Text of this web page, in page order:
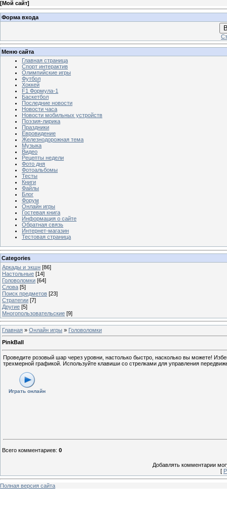
[Мой сайт]
Форма входа
Меню сайта
Главная страница
Спорт интерактив
Олимпийские игры
Футбол
Хоккей
F1 Формула-1
Баскетбол
Последние новости
Новости часа
Новости мобильных устройств
Поэзия-лирика
Праздники
Евровидение
Железнодорожная тема
Музыка
Видео
Рецепты недели
Фото дня
Фотоальбомы
Тесты
Книги
Файлы
Блог
Форум
Онлайн игры
Гостевая книга
Информация о сайте
Обратная связь
Интернет-магазин
Тестовая страница
Categories
Аркады и экшн [86]
Настольные [14]
Головоломки [64]
Слова [5]
Поиск предметов [23]
Стратегии [7]
Другие [5]
Многопользовательские [9]
Главная » Онлайн игры » Головоломки
PinkBall
Проведите розовый шар через уровни, настолько быстро, насколько вы можете!
трехмерной графикой. Используйте клавиши со стрелками для управления
Играть онлайн
Всего комментариев: 0
Добавлять комментарии
[
Полная версия сайта